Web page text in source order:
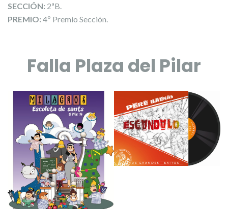
SECCIÓN: 2ªB.
PREMIO: 4º Premio Sección.
Falla Plaza del Pilar